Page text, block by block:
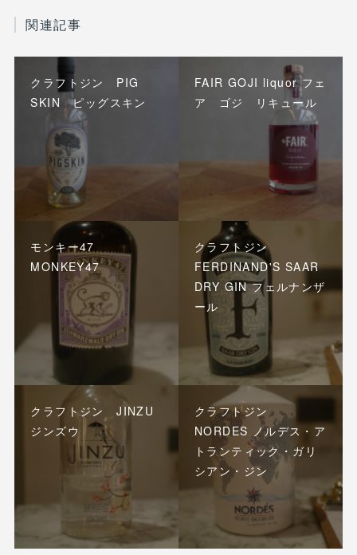
関連記事
クラフトジン PIG
SKIN ピッグスキン
FAIR GOJI liquor フェ
ア ゴジ リキュール
モンキー47
MONKEY47
クラフトジン
FERDINAND'S SAAR
DRY GIN フェルナンザ
ール
クラフトジン JINZU
ジンズウ
クラフトジン
NORDES ノルデス・ア
トランティック・ガリ
シアン・ジン